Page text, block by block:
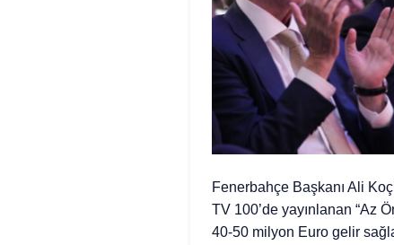
Fenerbahçe Başkanı Ali
TV 100’de yayınlanan “Az
40-50 milyon Euro gelir